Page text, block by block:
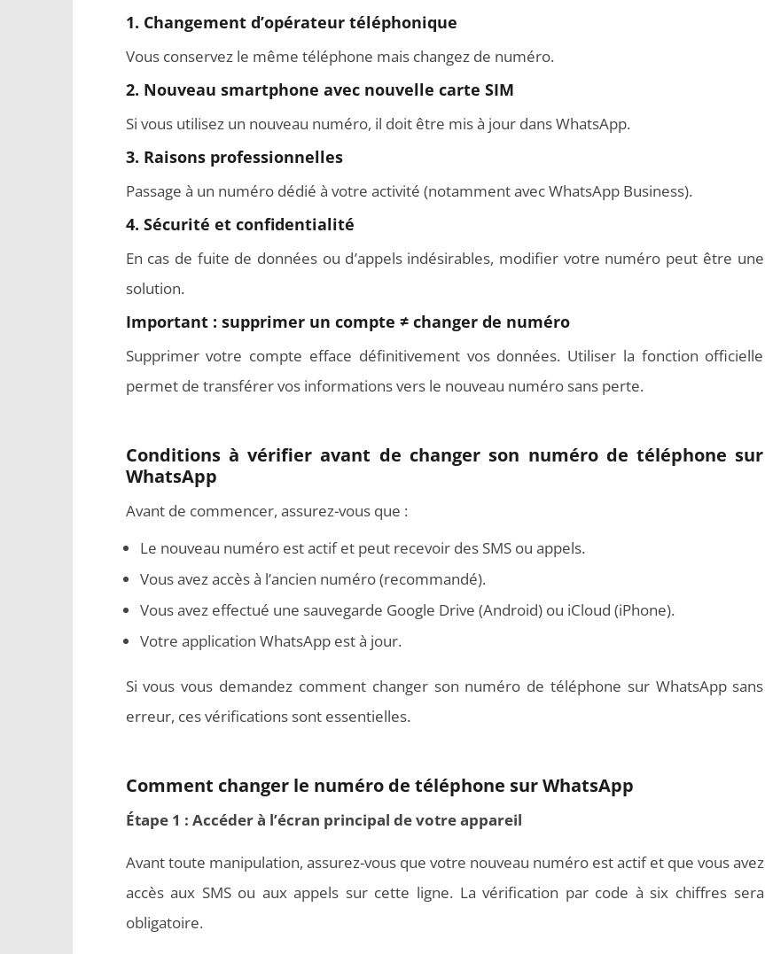
Comment programmer l’arrêt
automatique de son pc sous
Windows 10 ?
Aspirateurs Xiaomi : Top 11 des
meilleurs modèles de la marque
1. Changement d’opérateur téléphonique
Vous conservez le même téléphone mais changez de numéro.
2. Nouveau smartphone avec nouvelle carte SIM
Si vous utilisez un nouveau numéro, il doit être mis à jour dans WhatsApp.
3. Raisons professionnelles
Passage à un numéro dédié à votre activité (notamment avec WhatsApp Business).
4. Sécurité et confidentialité
En cas de fuite de données ou d’appels indésirables, modifier votre numéro peut être une
solution.
Important : supprimer un compte ≠ changer de numéro
Supprimer votre compte efface définitivement vos données. Utiliser la fonction officielle
permet de transférer vos informations vers le nouveau numéro sans perte.
Conditions à vérifier avant de changer son numéro de téléphone sur
WhatsApp
Avant de commencer, assurez-vous que :
Le nouveau numéro est actif et peut recevoir des SMS ou appels.
Vous avez accès à l’ancien numéro (recommandé).
Vous avez effectué une sauvegarde Google Drive (Android) ou iCloud (iPhone).
Votre application WhatsApp est à jour.
Si vous vous demandez comment changer son numéro de téléphone sur WhatsApp sans
erreur, ces vérifications sont essentielles.
Comment changer le numéro de téléphone sur WhatsApp
Étape 1 : Accéder à l’écran principal de votre appareil
Avant toute manipulation, assurez-vous que votre nouveau numéro est actif et que vous avez
accès aux SMS ou aux appels sur cette ligne. La vérification par code à six chiffres sera
obligatoire.